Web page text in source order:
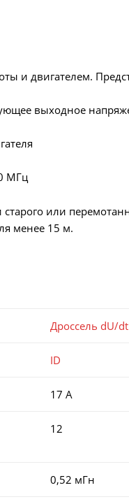
и двигателем.
выходное
МГц
или
менее 15 м.
Дроссель dU/dt
ID
17 А
12
0,52 мГн